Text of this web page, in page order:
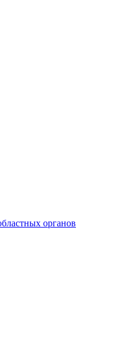
органов